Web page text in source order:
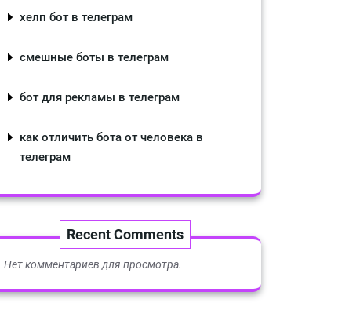
хелп бот в телеграм
смешные боты в телеграм
бот для рекламы в телеграм
как отличить бота от человека в
телеграм
Recent Comments
Нет комментариев для просмотра.